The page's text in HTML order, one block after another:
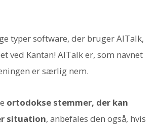
typer software, der bruger AITalk,
ved Kantan! AITalk er, som navnet
er særlig nem.
ortodokse stemmer, der kan
situation, anbefales den også, hvis